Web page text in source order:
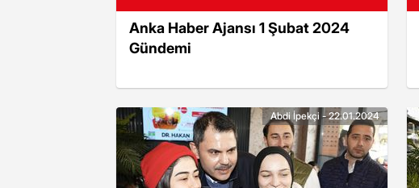
Anka Haber Ajansı 1 Şubat 2024
Gündemi
Abdi İpekçi - 22.01.2024